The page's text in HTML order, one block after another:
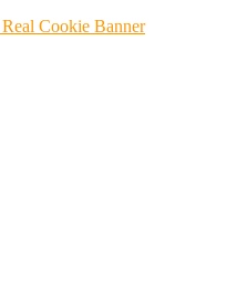
Cookie Banner